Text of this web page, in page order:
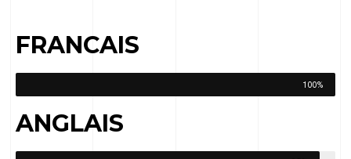
FRANCAIS
100%
ANGLAIS